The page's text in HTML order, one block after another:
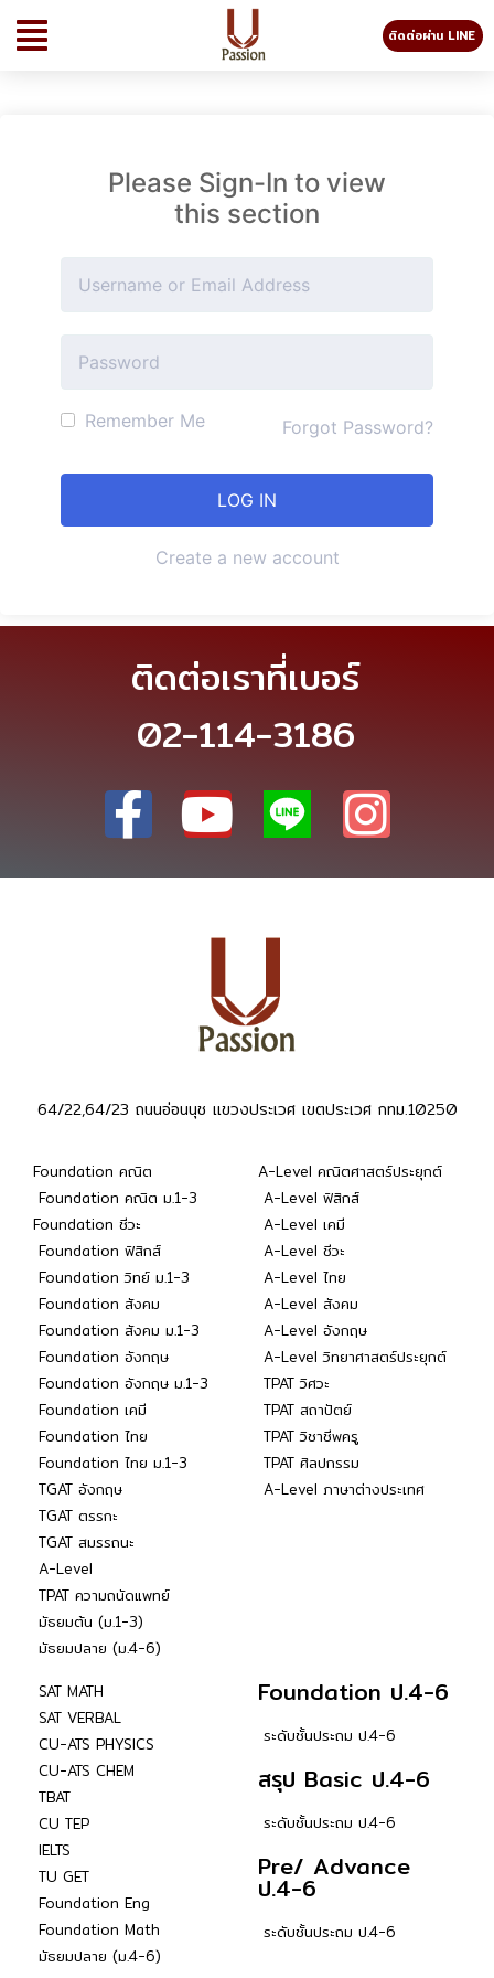
ติดต่อผ่าน LINE
Please Sign-In to view
this section
Remember Me Forgot Password?
Create a new account
ติดต่อเราที่เบอร์
02-114-3186
64/22,64/23 ถนนอ่อนนุช แขวงประเวศ เขตประเวศ กทม.10250
Foundation คณิต
Foundation คณิต ม.1-3
Foundation ชีวะ
Foundation ฟิสิกส์
Foundation วิทย์ ม.1-3
Foundation สังคม
Foundation สังคม ม.1-3
Foundation อังกฤษ
Foundation อังกฤษ ม.1-3
Foundation เคมี
Foundation ไทย
Foundation ไทย ม.1-3
TGAT อังกฤษ
TGAT ตรรกะ
TGAT สมรรถนะ
A-Level
TPAT ความถนัดแพทย์
มัธยมต้น (ม.1-3)
มัธยมปลาย (ม.4-6)
A-Level คณิตศาสตร์ประยุกต์
A-Level ฟิสิกส์
A-Level เคมี
A-Level ชีวะ
A-Level ไทย
A-Level สังคม
A-Level อังกฤษ
A-Level วิทยาศาสตร์ประยุกต์
TPAT วิศวะ
TPAT สถาปัตย์
TPAT วิชาชีพครู
TPAT ศิลปกรรม
A-Level ภาษาต่างประเทศ
SAT MATH
SAT VERBAL
CU-ATS PHYSICS
CU-ATS CHEM
TBAT
CU TEP
IELTS
TU GET
Foundation Eng
Foundation Math
มัธยมปลาย (ม.4-6)
Foundation ป.4-6
ระดับชั้นประถม ป.4-6
สรุป Basic ป.4-6
ระดับชั้นประถม ป.4-6
Pre/ Advance
ป.4-6
ระดับชั้นประถม ป.4-6